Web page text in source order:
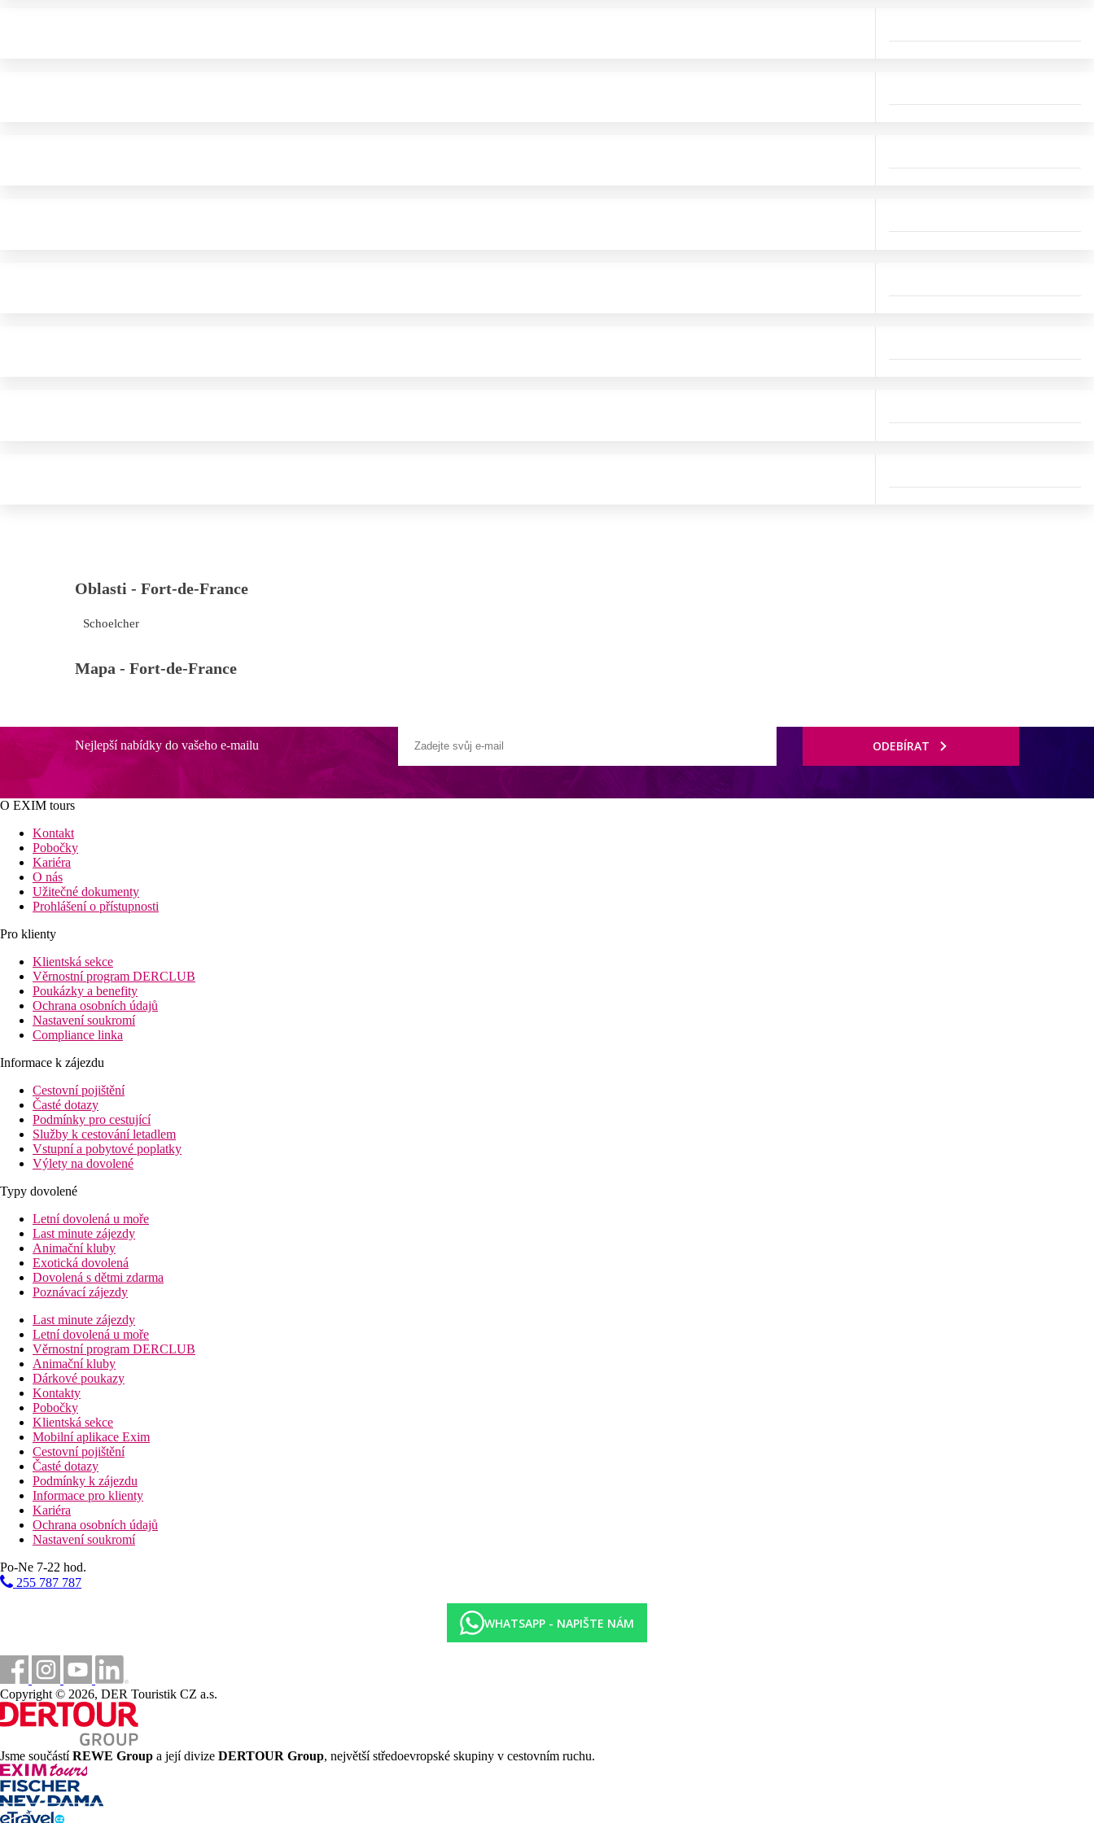
Oblasti - Fort-de-France
Schoelcher
Mapa - Fort-de-France
Nejlepší nabídky do vašeho e-mailu ODEBÍRAT
O EXIM tours
Kontakt
Pobočky
Kariéra
O nás
Užitečné dokumenty
Prohlášení o přístupnosti
Pro klienty
Klientská sekce
Věrnostní program DERCLUB
Poukázky a benefity
Ochrana osobních údajů
Nastavení soukromí
Compliance linka
Informace k zájezdu
Cestovní pojištění
Časté dotazy
Podmínky pro cestující
Služby k cestování letadlem
Vstupní a pobytové poplatky
Výlety na dovolené
Typy dovolené
Letní dovolená u moře
Last minute zájezdy
Animační kluby
Exotická dovolená
Dovolená s dětmi zdarma
Poznávací zájezdy
Last minute zájezdy
Letní dovolená u moře
Věrnostní program DERCLUB
Animační kluby
Dárkové poukazy
Kontakty
Pobočky
Klientská sekce
Mobilní aplikace Exim
Cestovní pojištění
Časté dotazy
Podmínky k zájezdu
Informace pro klienty
Kariéra
Ochrana osobních údajů
Nastavení soukromí
Po-Ne 7-22 hod.
255 787 787
WHATSAPP - NAPIŠTE NÁM
Copyright © 2026, DER Touristik CZ a.s.
Jsme součástíREWE Group a její divize DERTOUR Group, největší středoevropské skupiny v cestovním ruchu.